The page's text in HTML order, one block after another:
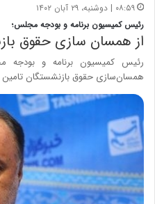
۰۸:۵۹ | دوشنبه، ۲۹ آبان ۱۴۰۲
رئیس کمیسیون برنامه و بودجه مجلس؛
از همسان سازی حقوق
رئیس کمیسیون برنامه و بودجه
همسان‌سازی حقوق بازنشستگان